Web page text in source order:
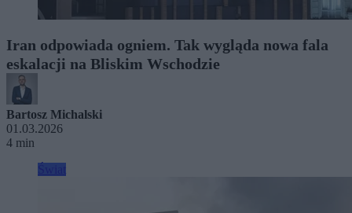
Iran odpowiada ogniem. Tak wygląda nowa fala
eskalacji na Bliskim Wschodzie
Bartosz Michalski
01.03.2026
4 min